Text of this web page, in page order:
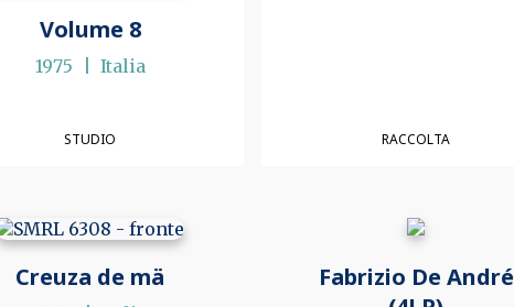
Volume 8
1975 Italia
STUDIO RACCOLTA
Creuza de mä
Fabrizio De André